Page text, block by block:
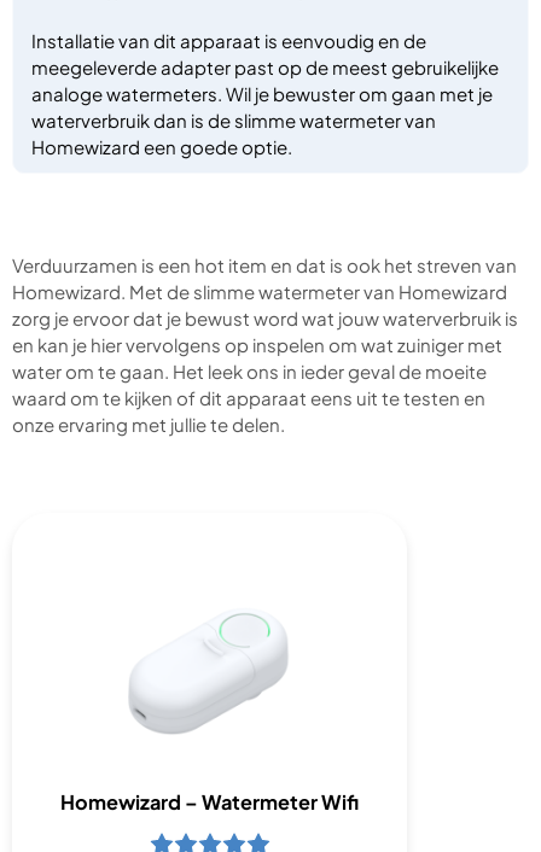
Installatie van dit apparaat is eenvoudig en de
meegeleverde adapter past op de meest gebruikelijke
analoge watermeters. Wil je bewuster om gaan met je
waterverbruik dan is de slimme watermeter van
Homewizard een goede optie.
Verduurzamen is een hot item en dat is ook het streven van
Homewizard. Met de slimme watermeter van Homewizard
zorg je ervoor dat je bewust word wat jouw waterverbruik is
en kan je hier vervolgens op inspelen om wat zuiniger met
water om te gaan. Het leek ons in ieder geval de moeite
waard om te kijken of dit apparaat eens uit te testen en
onze ervaring met jullie te delen.
Homewizard – Watermeter Wifi